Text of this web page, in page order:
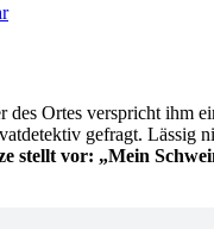
636:
Ortes verspricht ihm
gefragt. Lässig
stellt vor: „Mein